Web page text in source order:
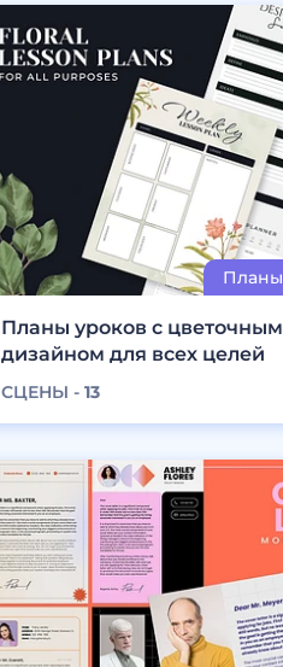
Планы уроков с цветочным
дизайном для всех целей
СЦЕНЫ - 13